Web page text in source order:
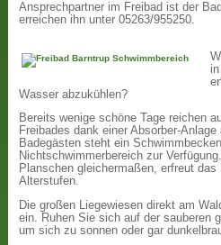
Ansprechpartner im Freibad ist der
erreichen ihn unter 05263/955250.
Wasser abzukühlen?
Bereits wenige schöne Tage reichen
Freibades dank einer Absorber-
Badegästen steht ein
Nichtschwimmerbereich zur
Planschen gleichermaßen, erfreut das
Alterstufen.
Die großen Liegewiesen direkt am
ein. Ruhen Sie sich auf der sauberen
um sich zu sonnen oder gar